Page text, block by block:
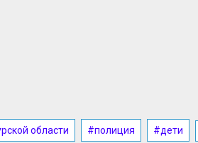
области #полиция #дети